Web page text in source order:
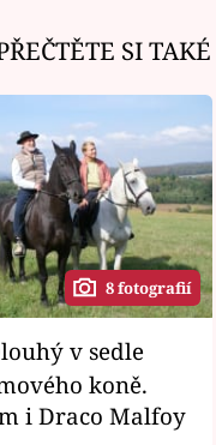
SI TAKÉ
8 fotografií
koně.
i Draco Malfoy